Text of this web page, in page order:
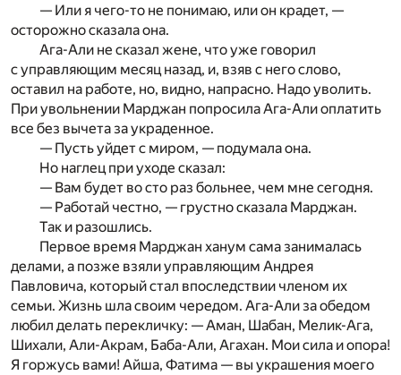
— Или я чего-то не понимаю, или он крадет, —
осторожно сказала она.
Ага-Али не сказал жене, что уже говорил
с управляющим месяц назад, и, взяв с него слово,
оставил на работе, но, видно, напрасно. Надо уволить.
При увольнении Марджан попросила Ага-Али оплатить
все без вычета за украденное.
— Пусть уйдет с миром, — подумала она.
Но наглец при уходе сказал:
— Вам будет во сто раз больнее, чем мне сегодня.
— Работай честно, — грустно сказала Марджан.
Так и разошлись.
Первое время Марджан ханум сама занималась
делами, а позже взяли управляющим Андрея
Павловича, который стал впоследствии членом их
семьи. Жизнь шла своим чередом. Ага-Али за обедом
любил делать перекличку: — Аман, Шабан, Мелик-Ага,
Шихали, Али-Акрам, Баба-Али, Агахан. Мои сила и опора!
Я горжусь вами! Айша, Фатима — вы украшения моего